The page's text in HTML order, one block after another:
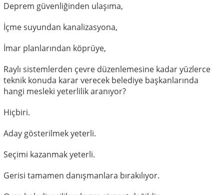
Deprem güvenliğinden ulaşıma,
İçme suyundan kanalizasyona,
İmar planlarından köprüye,
Raylı sistemlerden çevre düzenlemesine kadar yüzlerce
teknik konuda karar verecek belediye başkanlarında
hangi mesleki yeterlilik aranıyor?
Hiçbiri.
Aday gösterilmek yeterli.
Seçimi kazanmak yeterli.
Gerisi tamamen danışmanlara bırakılıyor.